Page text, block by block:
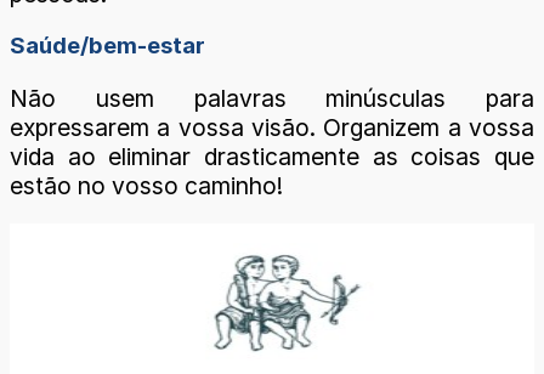
Saúde/bem-estar
Não usem palavras minúsculas para
expressarem a vossa visão. Organizem a vossa
vida ao eliminar drasticamente as coisas que
estão no vosso caminho!